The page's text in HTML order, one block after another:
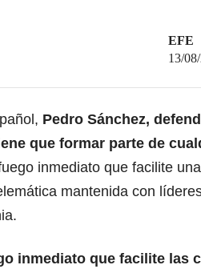
EFE
13/
Pedro Sánchez,
que formar parte de
inmediato que facilite
mantenida con
inmediato que facilite las